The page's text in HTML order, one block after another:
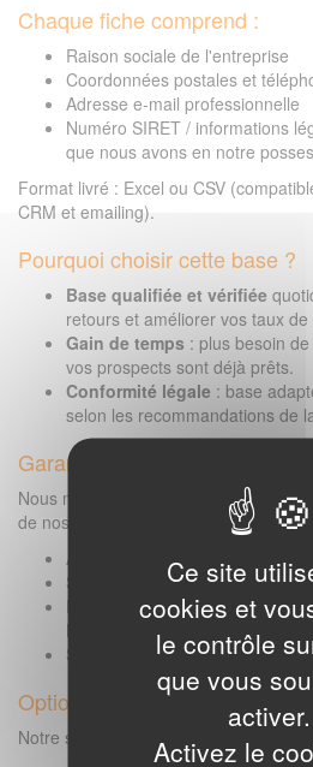
Chaque fiche comprend :
Raison sociale de l'entreprise
Coordonnées postales et
Adresse e-mail professionnelle
Numéro SIRET / informations
que nous avons en notre
Format livré : Excel ou CSV
CRM et emailing).
Pourquoi choisir cette base ?
Base qualifiée et vérifiée
retours et améliorer vos taux de
Gain de temps : plus besoin
vos prospects sont déjà prêts.
Conformité légale : base
selon les recommandations de
Garanties & conformité
Nous mettons tout en œuvre pour
de nos fichiers :
Adresses vérifiées et mises à
Suppression automatique des
Respect de la réglementation
B2B
Support client réactif
Option des envois inclus :
Notre service vous donne accès :
Ce site
cookies et
le contrôle
que vous
activer.
Activez le